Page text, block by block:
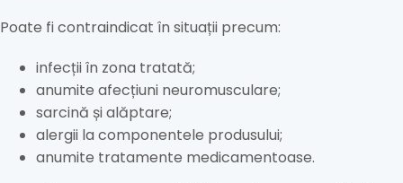
Poate fi contraindicat în situații precum:
infecții în zona tratată;
anumite afecțiuni neuromusculare;
sarcină și alăptare;
alergii la componentele produsului;
anumite tratamente medicamentoase.